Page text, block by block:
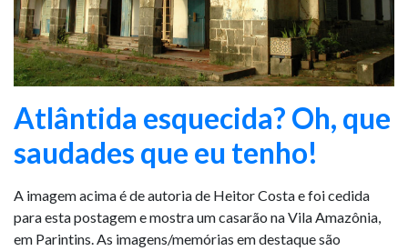
Atlântida esquecida? Oh, que
saudades que eu tenho!
A imagem acima é de autoria de Heitor Costa e foi cedida
para esta postagem e mostra um casarão na Vila Amazônia,
em Parintins. As imagens/memórias em destaque são